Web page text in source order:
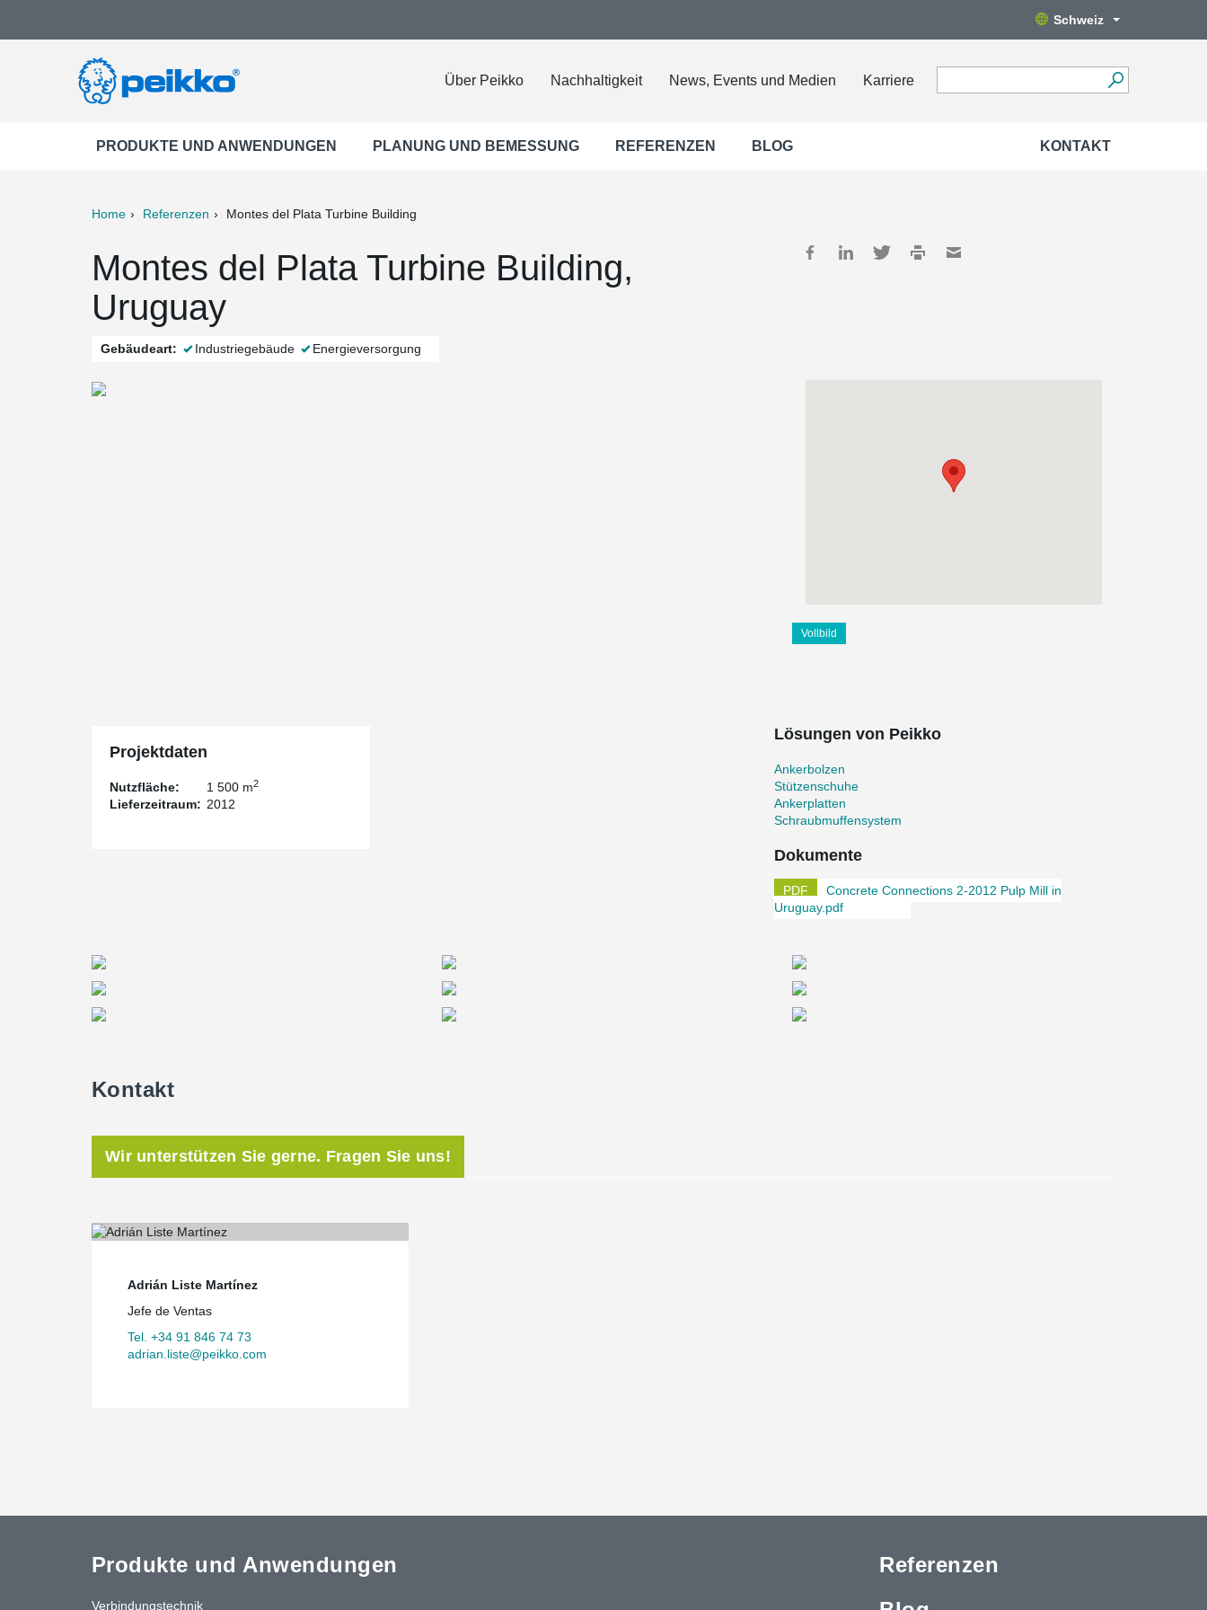
Schweiz
Über Peikko Nachhaltigkeit News, Events und Medien Karriere
PRODUKTE UND ANWENDUNGEN PLANUNG UND BEMESSUNG REFERENZEN BLOG KONTAKT
Home Referenzen Montes del Plata Turbine Building
Montes del Plata Turbine Building,
Uruguay
Gebäudeart: Industriegebäude Energieversorgung
Vollbild
Projektdaten
Nutzfläche: 1 500 m2
Lieferzeitraum: 2012
Lösungen von Peikko
Ankerbolzen
Stützenschuhe
Ankerplatten
Schraubmuffensystem
Dokumente
Concrete Connections 2-2012 Pulp Mill in
Uruguay.pdf
Kontakt
Wir unterstützen Sie gerne. Fragen Sie uns!
Adrián Liste Martínez
Jefe de Ventas
Tel. +34 91 846 74 73
adrian.liste@peikko.com
Produkte und Anwendungen
Verbindungstechnik
Referenzen